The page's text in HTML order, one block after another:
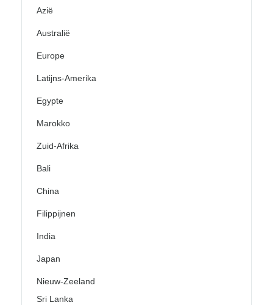
Azië
Australië
Europe
Latijns-Amerika
Egypte
Marokko
Zuid-Afrika
Bali
China
Filippijnen
India
Japan
Nieuw-Zeeland
Sri Lanka